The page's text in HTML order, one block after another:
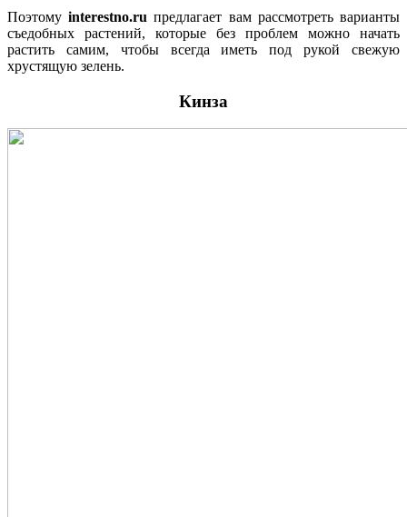
Поэтомуinterestno.ru предлагает вам рассмотреть варианты
съедобных растений, которые без проблем можно начать
растить самим, чтобы всегда иметь под рукой свежую
хрустящую зелень.
Кинза